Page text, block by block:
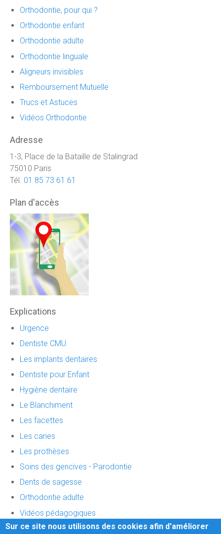
Orthodontie, pour qui ?
Orthodontie enfant
Orthodontie adulte
Orthodontie linguale
Aligneurs invisibles
Remboursement Mutuelle
Trucs et Astuces
Vidéos Orthodontie
Adresse
1-3, Place de la Bataille de Stalingrad
75010 Paris
Tél. 01 85 73 61 61
Plan d'accès
Explications
Urgence
Dentiste CMU
Les implants dentaires
Dentiste pour Enfant
Hygiène dentaire
Le Blanchiment
Les facettes
Les caries
Les prothèses
Soins des gencives - Parodontie
Dents de sagesse
Orthodontie adulte
Vidéos pédagogiques
Vidéos "vos dents à tout age"
Sur ce site nous utilisons des cookies afin d'améliorer